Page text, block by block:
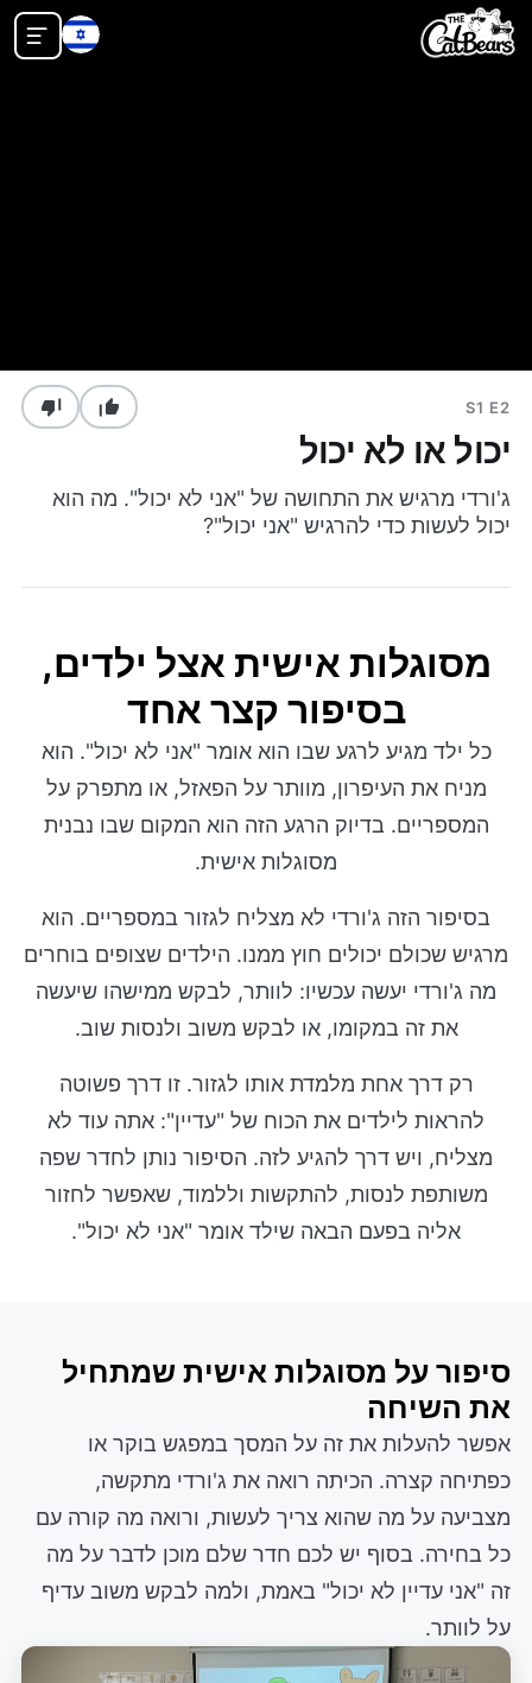
S1 E2
יכול או לא יכול
ג'ורדי מרגיש את התחושה של "אני לא יכול". מה הוא
יכול לעשות כדי להרגיש "אני יכול"?
מסוגלות אישית אצל ילדים,
בסיפור קצר אחד
כל ילד מגיע לרגע שבו הוא אומר "אני לא יכול". הוא
מניח את העיפרון, מוותר על הפאזל, או מתפרק על
המספריים. בדיוק הרגע הזה הוא המקום שבו נבנית
מסוגלות אישית.
בסיפור הזה ג'ורדי לא מצליח לגזור במספריים. הוא
מרגיש שכולם יכולים חוץ ממנו. הילדים שצופים בוחרים
מה ג'ורדי יעשה עכשיו: לוותר, לבקש ממישהו שיעשה
את זה במקומו, או לבקש משוב ולנסות שוב.
רק דרך אחת מלמדת אותו לגזור. זו דרך פשוטה
להראות לילדים את הכוח של "עדיין": אתה עוד לא
מצליח, ויש דרך להגיע לזה. הסיפור נותן לחדר שפה
משותפת לנסות, להתקשות וללמוד, שאפשר לחזור
אליה בפעם הבאה שילד אומר "אני לא יכול".
סיפור על מסוגלות אישית שמתחיל
את השיחה
אפשר להעלות את זה על המסך במפגש בוקר או
כפתיחה קצרה. הכיתה רואה את ג'ורדי מתקשה,
מצביעה על מה שהוא צריך לעשות, ורואה מה קורה עם
כל בחירה. בסוף יש לכם חדר שלם מוכן לדבר על מה
זה "אני עדיין לא יכול" באמת, ולמה לבקש משוב עדיף
על לוותר.